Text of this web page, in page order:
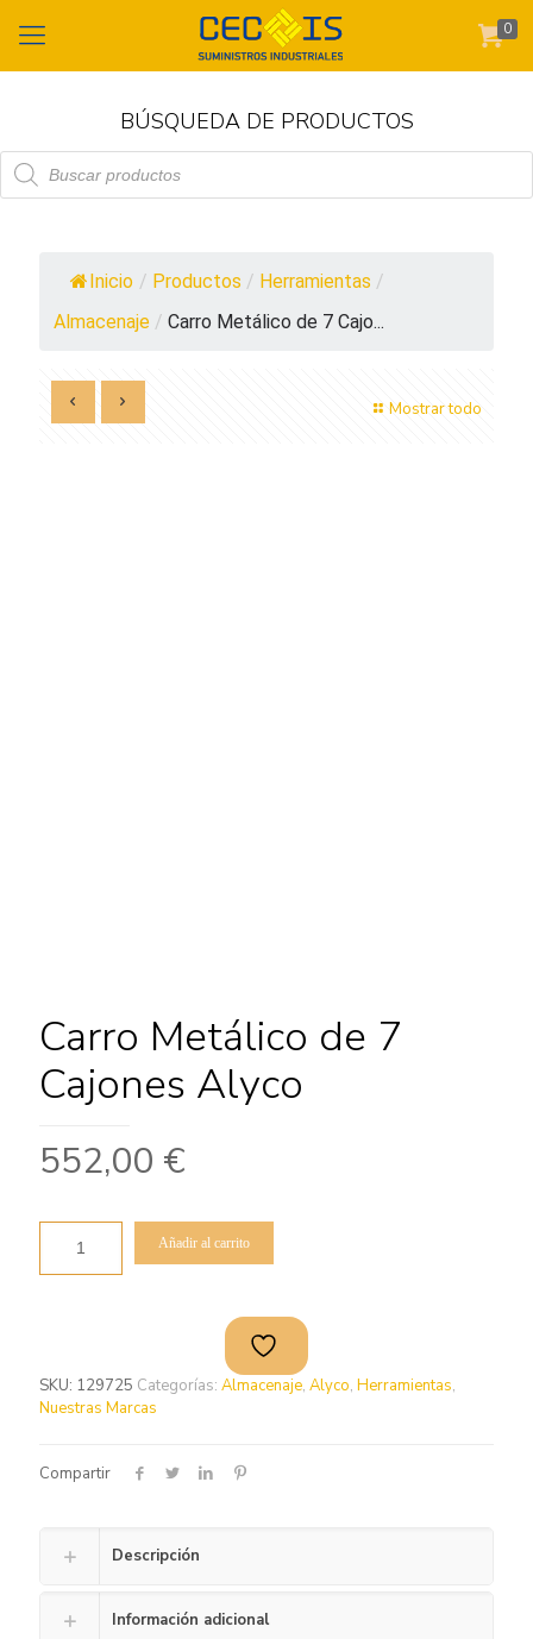
0
BÚSQUEDA DE PRODUCTOS
Búsqueda
de
productos
Inicio / Productos / Herramientas /
Almacenaje / Carro Metálico de 7 Cajo...
Mostrar todo
Carro Metálico de 7
Cajones Alyco
552,00 €
Añadir al carrito
SKU: 129725 Categorías: Almacenaje, Alyco, Herramientas,
Nuestras Marcas
Compartir
Descripción
Información adicional